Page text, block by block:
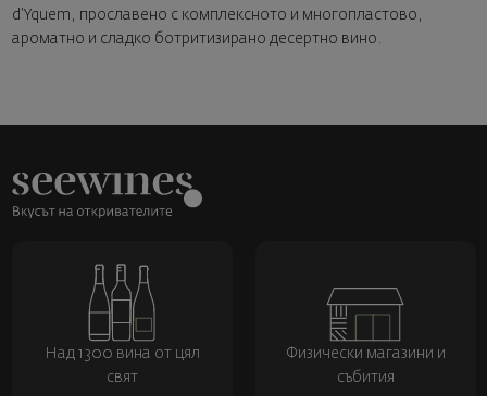
d’Yquem, прославено с комплексното и многопластово,
ароматно и сладко ботритизирано десертно вино.
Над 1300 вина от цял
свят
Физически магазини и
събития